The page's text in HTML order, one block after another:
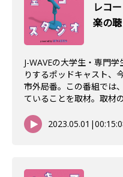
レコ
楽の
J-WAVEの大学生・専門
りするポッドキャスト、
市外局番。この番組では
ていることを取材。取材
2023.05.01 |